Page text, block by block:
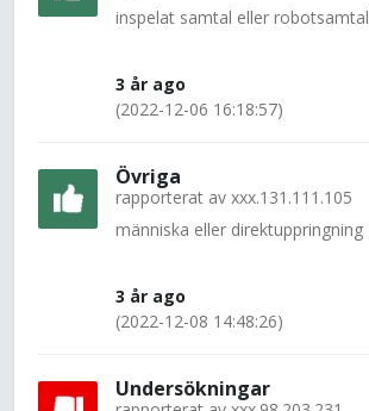
inspelat samtal eller robotsamtal
3 år ago
(2022-12-06 16:18:57)
Övriga
rapporterat av xxx.131.111.105
människa eller direktuppringning
3 år ago
(2022-12-08 14:48:26)
Undersökningar